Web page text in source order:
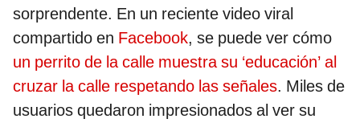
sorprendente. En un reciente video viral
compartido en Facebook, se puede ver cómo
un perrito de la calle muestra su ‘educación’ al
cruzar la calle respetando las señales. Miles de
usuarios quedaron impresionados al ver su